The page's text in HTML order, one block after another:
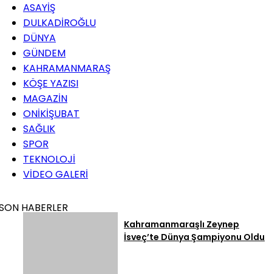
ASAYİŞ
DULKADİROĞLU
DÜNYA
GÜNDEM
KAHRAMANMARAŞ
KÖŞE YAZISI
MAGAZİN
ONİKİŞUBAT
SAĞLIK
SPOR
TEKNOLOJİ
VİDEO GALERİ
HABERLER
Kahramanmaraşlı Zeynep
İsveç’te Dünya Şampiyonu Oldu